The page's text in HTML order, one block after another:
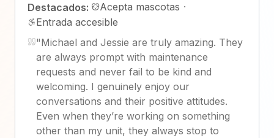
Destacados: Acepta mascotas ·
Entrada accesible
"Michael and Jessie are truly amazing. They
are always prompt with maintenance
requests and never fail to be kind and
welcoming. I genuinely enjoy our
conversations and their positive attitudes.
Even when they’re working on something
other than my unit, they always stop to